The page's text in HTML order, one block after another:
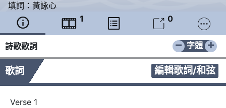
填詞： 黃詠心
  1   0 
詩歌歌詞 − +
字體
歌詞 編輯歌詞/和弦
Verse 1